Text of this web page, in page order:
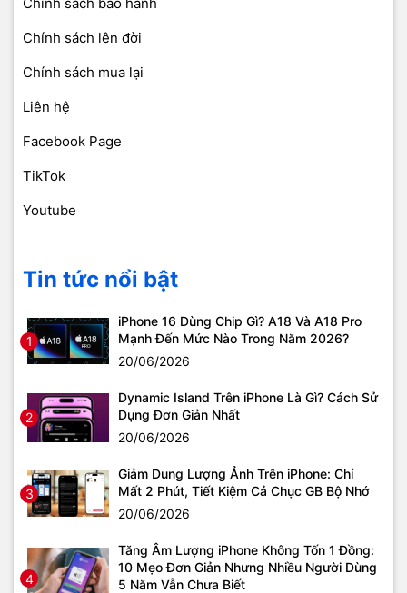
Chính sách lên đời
Chính sách mua lại
Liên hệ
Facebook Page
TikTok
Youtube
Tin tức nổi bật
1
iPhone 16 Dùng Chip Gì? A18 Và A18 Pro
Mạnh Đến Mức Nào Trong Năm 2026?
20/06/2026
2
Dynamic Island Trên iPhone Là Gì? Cách Sử
Dụng Đơn Giản Nhất
20/06/2026
3
Giảm Dung Lượng Ảnh Trên iPhone: Chỉ
Mất 2 Phút, Tiết Kiệm Cả Chục GB Bộ Nhớ
20/06/2026
4
Tăng Âm Lượng iPhone Không Tốn 1 Đồng:
10 Mẹo Đơn Giản Nhưng Nhiều Người Dùng
5 Năm Vẫn Chưa Biết